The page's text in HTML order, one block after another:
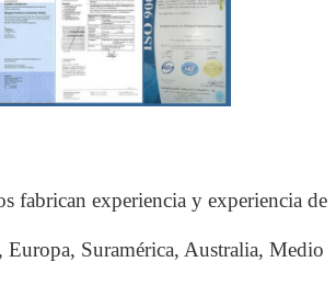
fabrican experiencia y experiencia de
Europa, Suramérica, Australia, Medio